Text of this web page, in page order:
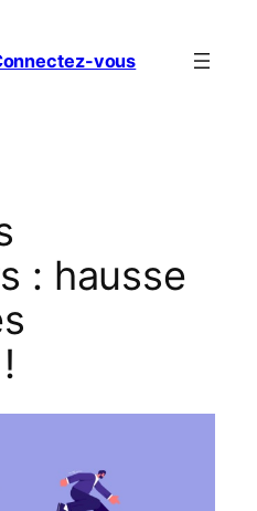
vous
: hausse